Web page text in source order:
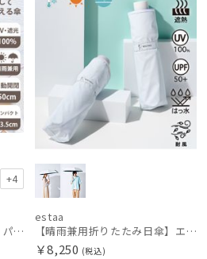
+4
【晴雨兼用折りたたみ日傘】パッとさして、サッとしまえる傘コワザ(kowaza) プレーン 50 遮光100% UV100% 自動開閉傘 ワンタッチ
estaa
【晴雨兼用折りたたみ日傘】エスタ(estaa)REIKYAKUパラソル 大きめ60㎝ 世界初の放射冷却素材ラディクール 遮光100 UV100 耐風
￥8,250 (税込)